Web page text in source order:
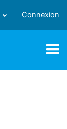
la saisie
Connexion